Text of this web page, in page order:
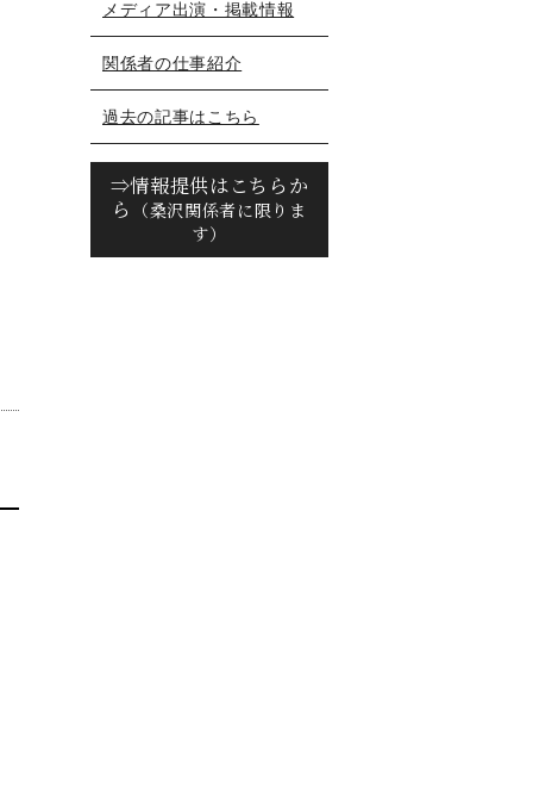
メディア出演・掲載情報
関係者の仕事紹介
過去の記事はこちら
⇒情報提供はこちらか
ら
（桑沢関係者に限りま
す）